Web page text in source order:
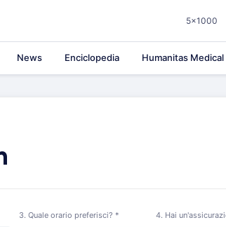
5×1000
News Enciclopedia Humanitas
3. Quale orario preferisci? * 4. Hai